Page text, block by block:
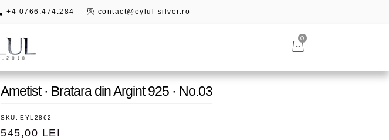
+4 0766.474.284 contact@eylul-silver.ro
0
Ametist · Bratara din Argint 925 · No.03
SKU: EYL2862
545,00 LEI